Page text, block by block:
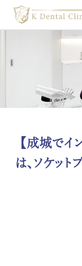
【成城でイ
は、ソケッ